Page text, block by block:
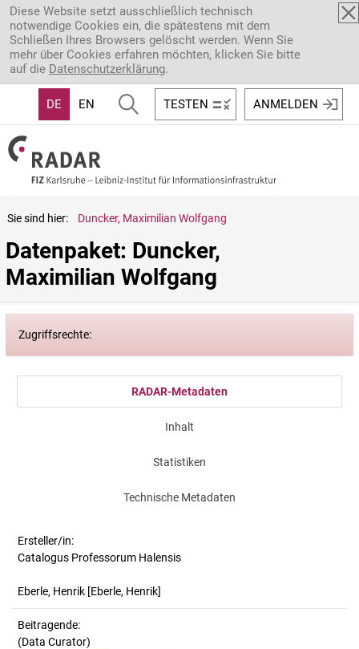
Direkt zum Inhalt
Diese Website setzt ausschließlich technisch
notwendige Cookies ein, die spätestens mit dem
Schließen Ihres Browsers gelöscht werden. Wenn Sie
mehr über Cookies erfahren möchten, klicken Sie bitte
auf die Datenschutzerklärung.
DE EN TESTEN ANMELDEN
Sie sind hier: Duncker, Maximilian Wolfgang
Datenpaket: Duncker,
Maximilian Wolfgang
Zugriffsrechte:
RADAR-Metadaten
Inhalt
Statistiken
Technische Metadaten
Ersteller/in:
Catalogus Professorum Halensis
Eberle, Henrik [Eberle, Henrik]
Beitragende:
(Data Curator)